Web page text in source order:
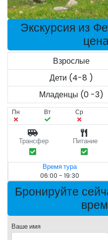
Экскурсия из
Взрослые
Дети (4-8 )
Младенцы (0 -3)
Пн Вт Ср
Трансфер Питание
Время тура
06:00 - 19:30
Бронируйте
Ваше имя